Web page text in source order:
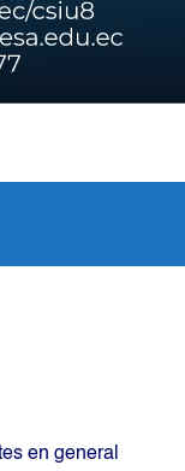
en general